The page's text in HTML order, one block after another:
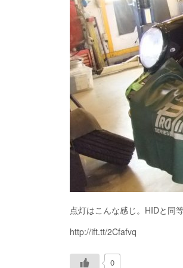
点灯はこんな感じ。HIDと同
http://ift.tt/2Cfafvq
0